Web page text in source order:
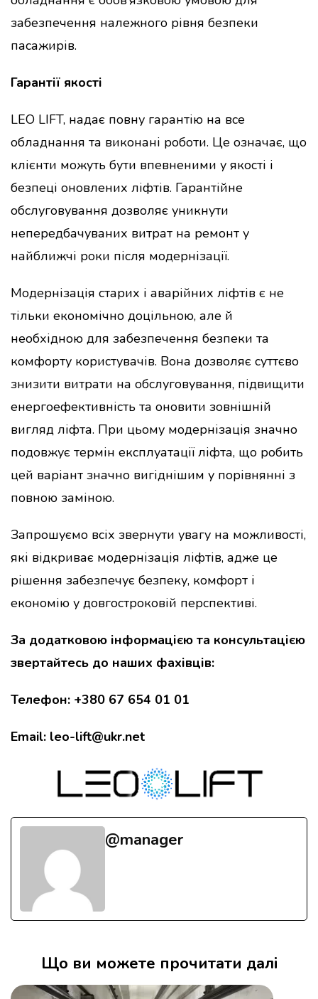
забезпечення належного рівня безпеки
пасажирів.
Гарантії якості
LEO LIFT, надає повну гарантію на все
обладнання та виконані роботи. Це означає, що
клієнти можуть бути впевненими у якості і
безпеці оновлених ліфтів. Гарантійне
обслуговування дозволяє уникнути
непередбачуваних витрат на ремонт у
найближчі роки після модернізації.
Модернізація старих і аварійних ліфтів є не
тільки економічно доцільною, але й
необхідною для забезпечення безпеки та
комфорту користувачів. Вона дозволяє суттєво
знизити витрати на обслуговування, підвищити
енергоефективність та оновити зовнішній
вигляд ліфта. При цьому модернізація значно
подовжує термін експлуатації ліфта, що робить
цей варіант значно вигіднішим у порівнянні з
повною заміною.
Запрошуємо всіх звернути увагу на можливості,
які відкриває модернізація ліфтів, адже це
рішення забезпечує безпеку, комфорт і
економію у довгостроковій перспективі.
За додатковою інформацією та консультацією
звертайтесь до наших фахівців:
Телефон: +380 67 654 01 01
Email: leo-lift@ukr.net
@manager
Що ви можете прочитати далі